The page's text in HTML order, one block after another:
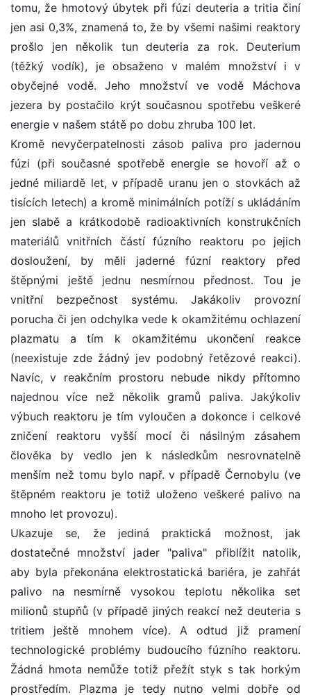
tomu, že hmotový úbytek při fúzi deuteria a tritia činí
jen asi 0,3%, znamená to, že by všemi našimi reaktory
prošlo jen několik tun deuteria za rok. Deuterium
(těžký vodík), je obsaženo v malém množství i v
obyčejné vodě. Jeho množství ve vodě Máchova
jezera by postačilo krýt současnou spotřebu veškeré
energie v našem státě po dobu zhruba 100 let.
Kromě nevyčerpatelnosti zásob paliva pro jadernou
fúzi (při současné spotřebě energie se hovoří až o
jedné miliardě let, v případě uranu jen o stovkách až
tisících letech) a kromě minimálních potíží s ukládáním
jen slabě a krátkodobě radioaktivních konstrukčních
materiálů vnitřních částí fúzního reaktoru po jejich
dosloužení, by měli jaderné fúzní reaktory před
štěpnými ještě jednu nesmírnou přednost. Tou je
vnitřní bezpečnost systému. Jakákoliv provozní
porucha či jen odchylka vede k okamžitému ochlazení
plazmatu a tím k okamžitému ukončení reakce
(neexistuje zde žádný jev podobný řetězové reakci).
Navíc, v reakčním prostoru nebude nikdy přítomno
najednou více než několik gramů paliva. Jakýkoliv
výbuch reaktoru je tím vyloučen a dokonce i celkové
zničení reaktoru vyšší mocí či násilným zásahem
člověka by vedlo jen k následkům nesrovnatelně
menším než tomu bylo např. v případě Černobylu (ve
štěpném reaktoru je totiž uloženo veškeré palivo na
mnoho let provozu).
Ukazuje se, že jediná praktická možnost, jak
dostatečné množství jader "paliva" přiblížit natolik,
aby byla překonána elektrostatická bariéra, je zahřát
palivo na nesmírně vysokou teplotu několika set
milionů stupňů (v případě jiných reakcí než deuteria s
tritiem ještě mnohem více). A odtud již pramení
technologické problémy budoucího fúzního reaktoru.
Žádná hmota nemůže totiž přežít styk s tak horkým
prostředím. Plazma je tedy nutno velmi dobře od